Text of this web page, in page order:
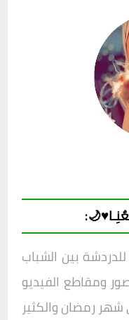
:
بين الشباب
ومقاطع الفيديو
رمضان والكثير